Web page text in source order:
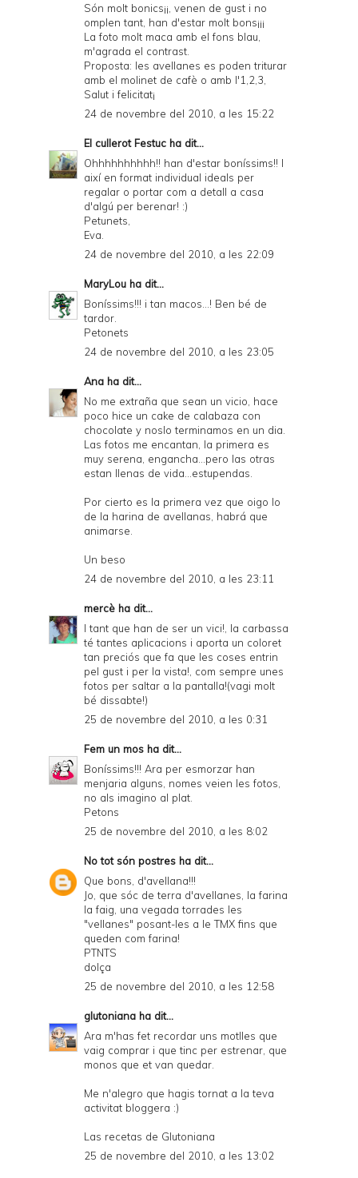
Són molt bonics¡¡, venen de gust i no
omplen tant, han d'estar molt bons¡¡¡
La foto molt maca amb el fons blau,
m'agrada el contrast.
Proposta: les avellanes es poden triturar
amb el molinet de cafè o amb l'1,2,3,
Salut i felicitat¡
24 de novembre del 2010, a les 15:22
El cullerot Festuc ha dit...
Ohhhhhhhhhh!! han d'estar boníssims!! I
així en format individual ideals per
regalar o portar com a detall a casa
d'algú per berenar! :)
Petunets,
Eva.
24 de novembre del 2010, a les 22:09
MaryLou ha dit...
Boníssims!!! i tan macos...! Ben bé de
tardor.
Petonets
24 de novembre del 2010, a les 23:05
Ana ha dit...
No me extraña que sean un vicio, hace
poco hice un cake de calabaza con
chocolate y noslo terminamos en un dia.
Las fotos me encantan, la primera es
muy serena, engancha...pero las otras
estan llenas de vida...estupendas.
Por cierto es la primera vez que oigo lo
de la harina de avellanas, habrá que
animarse.
Un beso
24 de novembre del 2010, a les 23:11
mercè ha dit...
I tant que han de ser un vici!, la carbassa
té tantes aplicacions i aporta un coloret
tan preciós que fa que les coses entrin
pel gust i per la vista!, com sempre unes
fotos per saltar a la pantalla!(vagi molt
bé dissabte!)
25 de novembre del 2010, a les 0:31
Fem un mos ha dit...
Boníssims!!! Ara per esmorzar han
menjaria alguns, nomes veien les fotos,
no als imagino al plat.
Petons
25 de novembre del 2010, a les 8:02
No tot són postres ha dit...
Que bons, d'avellana!!!
Jo, que sóc de terra d'avellanes, la farina
la faig, una vegada torrades les
"vellanes" posant-les a le TMX fins que
queden com farina!
PTNTS
dolça
25 de novembre del 2010, a les 12:58
glutoniana ha dit...
Ara m'has fet recordar uns motlles que
vaig comprar i que tinc per estrenar, que
monos que et van quedar.
Me n'alegro que hagis tornat a la teva
activitat bloggera :)
Las recetas de Glutoniana
25 de novembre del 2010, a les 13:02